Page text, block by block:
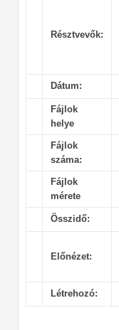
Résztvevők:
Dátum:
Fájlok
helye
Fájlok
száma:
Fájlok
mérete
Összidő:
Előnézet:
Létrehozó: